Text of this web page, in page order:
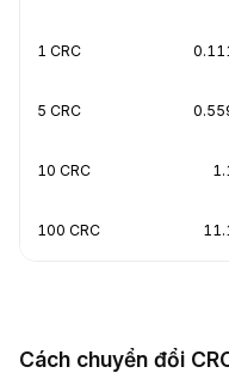
1 CRC
5 CRC
10 CRC
100 CRC
Cách chuyển đổi